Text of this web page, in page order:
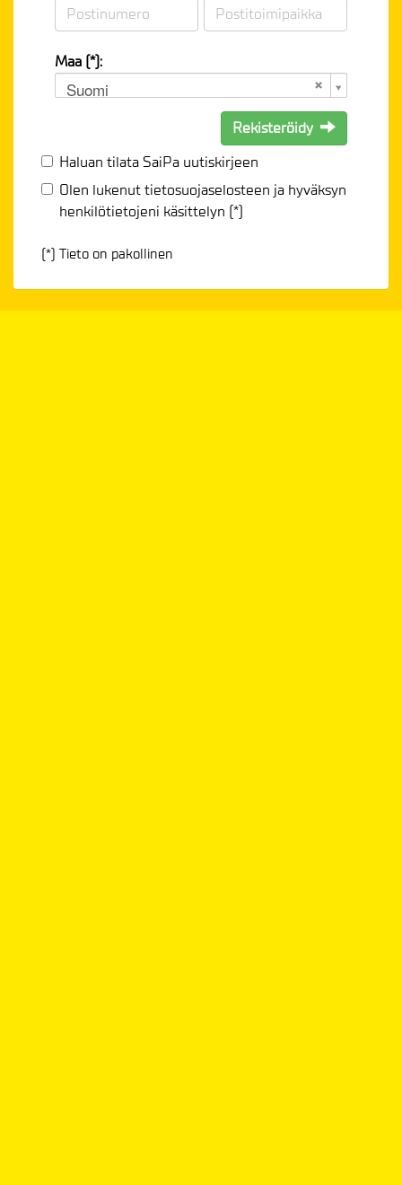
Maa (*):
Suomi
Rekisteröidy
Haluan tilata SaiPa uutiskirjeen
Olen lukenuttietosuojaselosteen ja hyväksyn
henkilötietojeni käsittelyn (*)
(*) Tieto on pakollinen